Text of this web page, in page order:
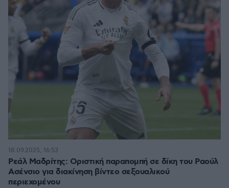
Ρεάλ Μαδρίτης: Οριστική παραπομπή σε δίκη του Ραούλ
Ασένσιο για διακίνηση βίντεο σεξουαλικού
περιεχομένου
18.09.2025, 16:53